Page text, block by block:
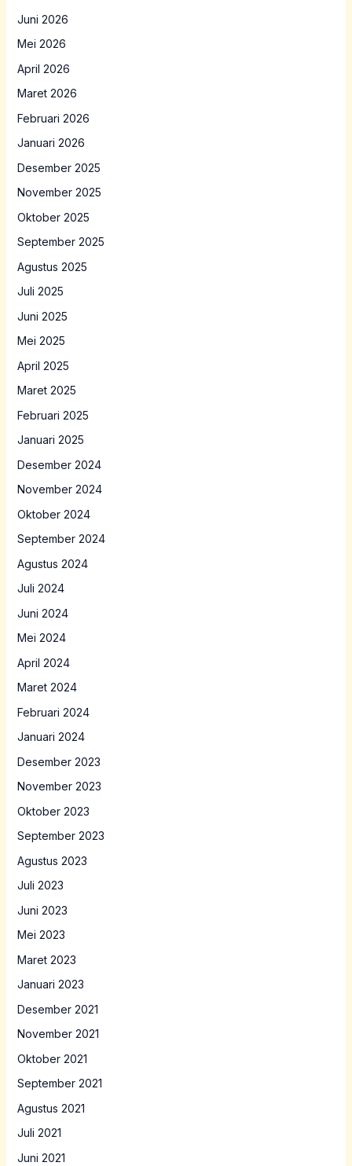
Juni 2026
Mei 2026
April 2026
Maret 2026
Februari 2026
Januari 2026
Desember 2025
November 2025
Oktober 2025
September 2025
Agustus 2025
Juli 2025
Juni 2025
Mei 2025
April 2025
Maret 2025
Februari 2025
Januari 2025
Desember 2024
November 2024
Oktober 2024
September 2024
Agustus 2024
Juli 2024
Juni 2024
Mei 2024
April 2024
Maret 2024
Februari 2024
Januari 2024
Desember 2023
November 2023
Oktober 2023
September 2023
Agustus 2023
Juli 2023
Juni 2023
Mei 2023
Maret 2023
Januari 2023
Desember 2021
November 2021
Oktober 2021
September 2021
Agustus 2021
Juli 2021
Juni 2021